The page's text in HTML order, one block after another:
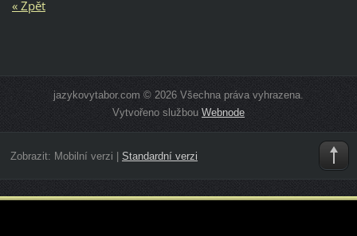
« Zpět
jazykovytabor.com © 2026 Všechna práva vyhrazena.
Vytvořeno službouWebnode
Zobrazit: Mobilní verzi Standardní verzi